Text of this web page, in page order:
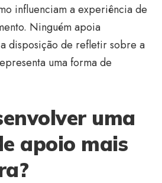
influenciam a experiência de
Ninguém apoia
disposição de refletir sobre a
uma forma de
uma
apoio mais